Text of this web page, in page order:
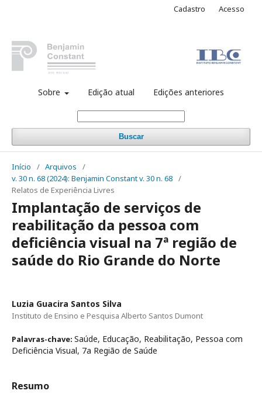
Sobre Edição atual Edições anteriores
Buscar
Cadastro Acesso
Início / Arquivos
/
v. 30 n. 68 (2024): Benjamin Constant v. 30 n. 68 /
Relatos de Experiência Livres
Implantação de serviços de
reabilitação da pessoa com
deficiência visual na 7ª região de
saúde do Rio Grande do Norte
Luzia Guacira Santos Silva
Instituto de Ensino e Pesquisa Alberto Santos Dumont
Palavras-chave: Saúde, Educação, Reabilitação, Pessoa com
Deficiência Visual, 7a Região de Saúde
Resumo